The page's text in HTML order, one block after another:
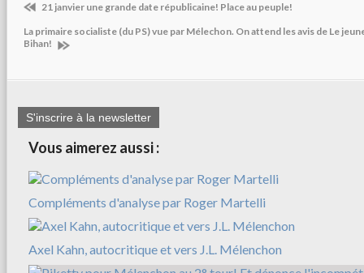
21 janvier une grande date républicaine! Place au peuple!
La primaire socialiste (du PS) vue par Mélechon. On attend les avis de Le
Bihan!
S'inscrire à la newsletter
Vous aimerez aussi :
Compléments d'analyse par Roger Martelli
Axel Kahn, autocritique et vers J.L. Mélenchon